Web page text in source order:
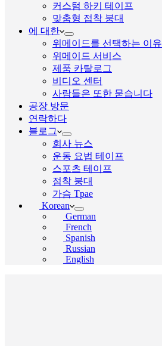
커스텀 하키 테이프
맞춤형 접착 붕대
에 대한
위메이드를 선택하는 이유
위메이드 서비스
제품 카탈로그
비디오 센터
사람들은 또한 묻습니다
공장 방문
연락하다
블로그
회사 뉴스
운동 요법 테이프
스포츠 테이프
점착 붕대
가슴 Tpae
Korean
German
French
Spanish
Russian
English